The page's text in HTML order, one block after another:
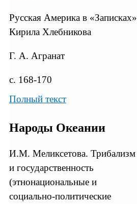
Русская Америка в «Записках»
Кирила Хлебникова
Г. А. Агранат
с. 168-170
Полный текст
Народы Океании
И.М. Меликсетова. Трибализм
и государственность
(этнонациональные и
социально-политические